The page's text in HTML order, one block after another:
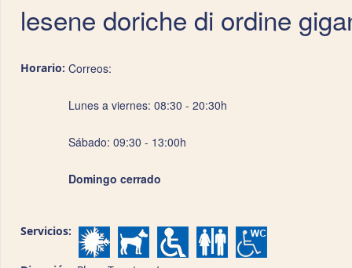
lesene doriche di ordine
Horario: Correos:
Lunes a viernes: 08:30 - 20:30h
Sábado: 09:30 - 13:00h
Domingo cerrado
Servicios: